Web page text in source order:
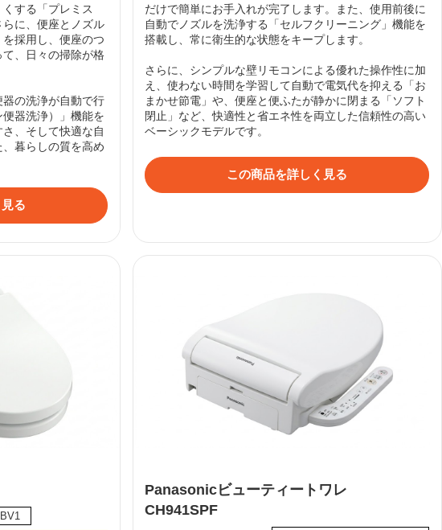
する「プレミス
らに、便座とノズル
採用し、便座のつ
、日々の掃除が格
の洗浄が自動で行
器洗浄）」機能を
、そして快適な自
暮らしの質を高め
る
だけで簡単にお手入れが完了します。また、使用前後に
自動でノズルを洗浄する「セルフクリーニング」機能を
搭載し、常に衛生的な状態をキープします。
さらに、シンプルな壁リモコンによる優れた操作性に加
え、使わない時間を学習して自動で電気代を抑える「お
まかせ節電」や、便座と便ふたが静かに閉まる「ソフト
閉止」など、快適性と省エネ性を両立した信頼性の高い
ベーシックモデルです。
この商品を詳しく見る
Panasonicビューティートワレ
CH941SPF